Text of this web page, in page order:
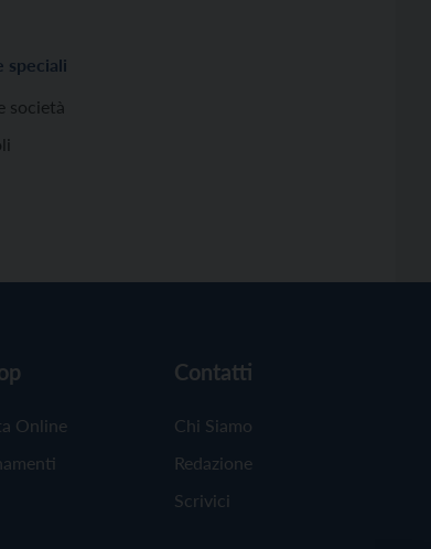
speciali
società
Online
Contatti
Chi Siamo
Redazione
Scrivici